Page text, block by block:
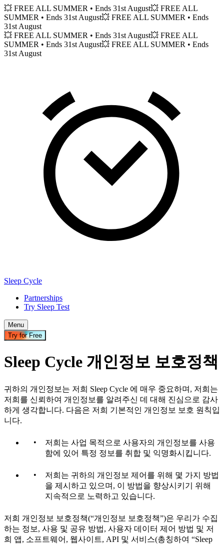
💥 FREE ALL SUMMER • Ends 31st August💥 FREE ALL
SUMMER • Ends 31st August💥 FREE ALL SUMMER • Ends
31st August
💥 FREE ALL SUMMER • Ends 31st August💥 FREE ALL
SUMMER • Ends 31st August💥 FREE ALL SUMMER • Ends
31st August
Sleep Cycle
Partnerships
Try Sleep Test
Menu
Try for Free
Sleep Cycle 개인정보 보호정책
귀하의 개인정보는 저희 Sleep Cycle 에 매우 중요하며, 저희는
저희를 신뢰하여 개인정보를 알려주신 데 대해 진심으로 감사
하게 생각합니다. 다음은 저희 기본적인 개인정보 보호 원칙입
니다.
저희는 사업 목적으로 사용자의 개인정보를 사용
함에 있어 특정 정보를 취합 및 익명화시킵니다.
저희는 귀하의 개인정보 제어를 위해 몇 가지 방법
을 제시하고 있으며, 이 방법을 향상시키기 위해
지속적으로 노력하고 있습니다.
저희 개인정보 보호정책(“개인정보 보호정책”)은 우리가 수집
하는 정보, 사용 및 공유 방법, 사용자 데이터 제어 방법 및 저
희 앱, 소프트웨어, 웹사이트, API 및 서비스(총칭하여 “Sleep